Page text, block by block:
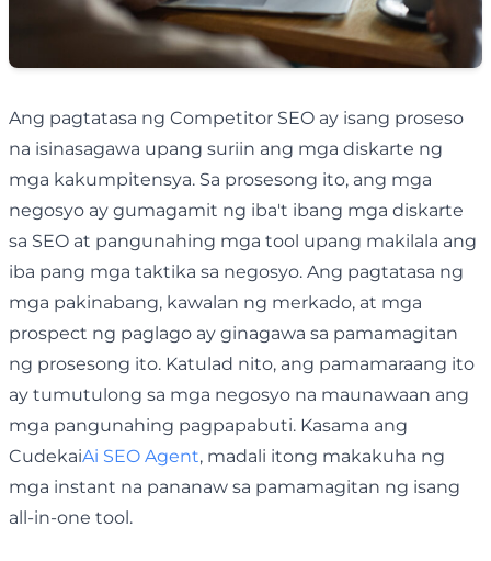
Ang pagtatasa ng Competitor SEO ay isang proseso
na isinasagawa upang suriin ang mga diskarte ng
mga kakumpitensya. Sa prosesong ito, ang mga
negosyo ay gumagamit ng iba't ibang mga diskarte
sa SEO at pangunahing mga tool upang makilala ang
iba pang mga taktika sa negosyo. Ang pagtatasa ng
mga pakinabang, kawalan ng merkado, at mga
prospect ng paglago ay ginagawa sa pamamagitan
ng prosesong ito. Katulad nito, ang pamamaraang ito
ay tumutulong sa mga negosyo na maunawaan ang
mga pangunahing pagpapabuti. Kasama ang
CudekaiAi SEO Agent, madali itong makakuha ng
mga instant na pananaw sa pamamagitan ng isang
all-in-one tool.